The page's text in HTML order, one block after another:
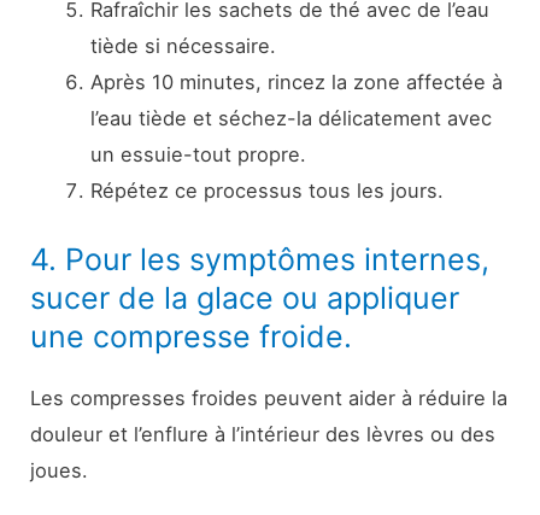
Rafraîchir les sachets de thé avec de l’eau
tiède si nécessaire.
Après 10 minutes, rincez la zone affectée à
l’eau tiède et séchez-la délicatement avec
un essuie-tout propre.
Répétez ce processus tous les jours.
4. Pour les symptômes internes,
sucer de la glace ou appliquer
une compresse froide.
Les compresses froides peuvent aider à réduire la
douleur et l’enflure à l’intérieur des lèvres ou des
joues.